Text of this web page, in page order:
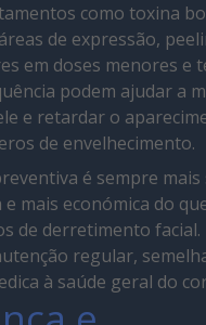
como toxina
de expressão,
em doses menores e
podem ajudar a
e retardar o
de envelhecimento.
é sempre mais
e mais económica do
de derretimento
regular,
à saúde geral do